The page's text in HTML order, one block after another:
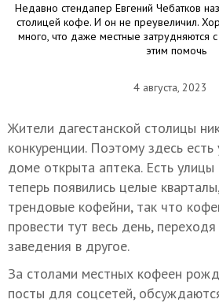
Недавно стендапер Евгений Чебатков
столицей кофе. И он не преувеличил.
много, что даже местные
этим помочь
4 августа, 2023
Жители дагестанской столицы
конкуренции. Поэтому здесь
доме открыта аптека. Есть улицы
теперь появились целые
трендовые кофейни, так что
провести тут весь день,
заведения в другое.
За столами местных кофеен
посты для соцсетей,